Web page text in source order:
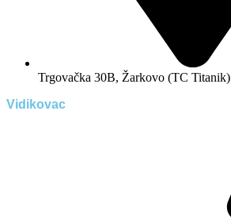
Trgovačka 30B, Žarkovo (TC Titanik)
Vidikovac